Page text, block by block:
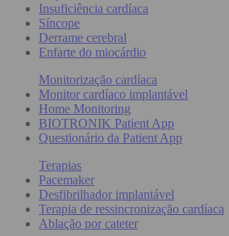
Insuficiência cardíaca
Síncope
Derrame cerebral
Enfarte do miocárdio
Monitorização cardíaca
Monitor cardíaco implantável
Home Monitoring
BIOTRONIK Patient App
Questionário da Patient App
Terapias
Pacemaker
Desfibrilhador implantável
Terapia de ressincronização cardíaca
Ablação por cateter